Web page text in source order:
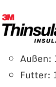
Außen:
Futter: